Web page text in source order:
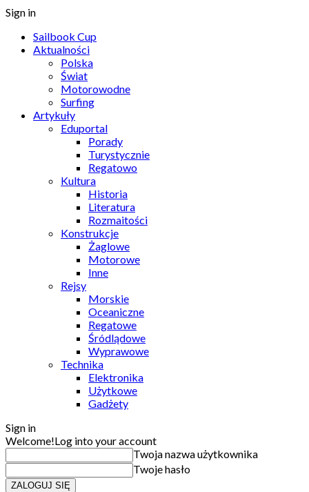
Sign in
Sailbook Cup
Aktualności
Polska
Świat
Motorowodne
Surfing
Artykuły
Eduportal
Porady
Turystycznie
Regatowo
Kultura
Historia
Literatura
Rozmaitości
Konstrukcje
Żaglowe
Motorowe
Inne
Rejsy
Morskie
Oceaniczne
Regatowe
Śródlądowe
Wyprawowe
Technika
Elektronika
Użytkowe
Gadżety
Sign in
Welcome!Log into your account
Twoja nazwa użytkownika
Twoje hasło